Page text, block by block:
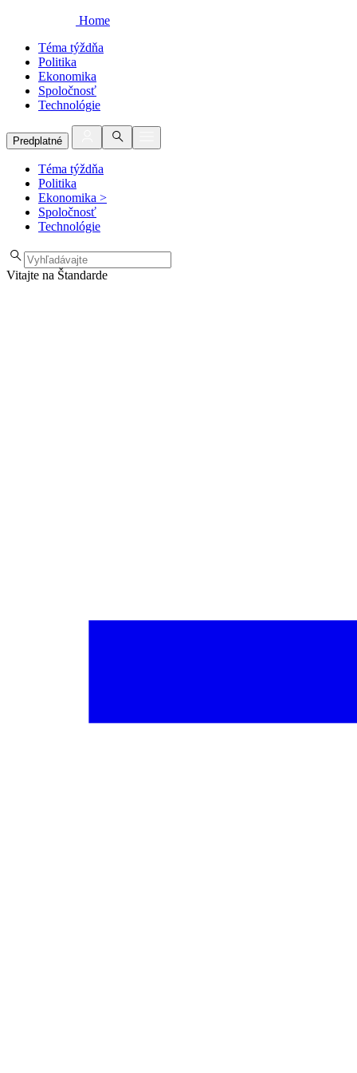
Home
Téma týždňa
Politika
Ekonomika
Spoločnosť
Technológie
Predplatné
Téma týždňa
Politika
Ekonomika >
Spoločnosť
Technológie
Vitajte na Štandarde